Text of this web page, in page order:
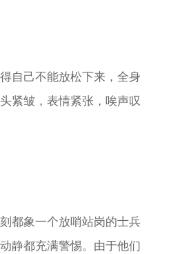
己不能放松下来，全身
紧皱，表情紧张，唉声叹
象一个放哨站岗的士兵
静都充满警惕。由于他们